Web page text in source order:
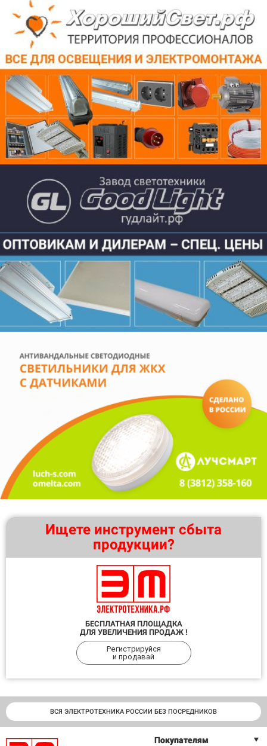
Ищете инструмент сбыта
продукции?
БЕСПЛАТНАЯ ПЛОЩАДКА
ДЛЯ УВЕЛИЧЕНИЯ ПРОДАЖ !
Регистрируйся
и продавай
ВСЯ ЭЛЕКТРОТЕХНИКА РОССИИ БЕЗ ПОСРЕДНИКОВ
Покупателям